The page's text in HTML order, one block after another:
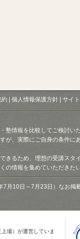
約 個人情報保護方針 サイ
情報を比較してご検討い
が、実際にご自身の条件
るため、理想の受講スタ
の情報を集めていただきた
月10日～7月23日）なお
場）が運営していま